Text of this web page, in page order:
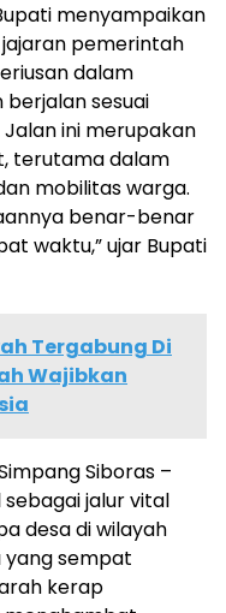
menyampaikan
pemerintah
dalam
sesuai
ini merupakan
terutama dalam
mobilitas warga.
benar-benar
waktu,” ujar Bupati
Tergabung Di
Wajibkan
Siboras –
jalur vital
desa di wilayah
yang sempat
kerap